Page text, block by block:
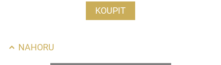
KOUPIT
NAHORU